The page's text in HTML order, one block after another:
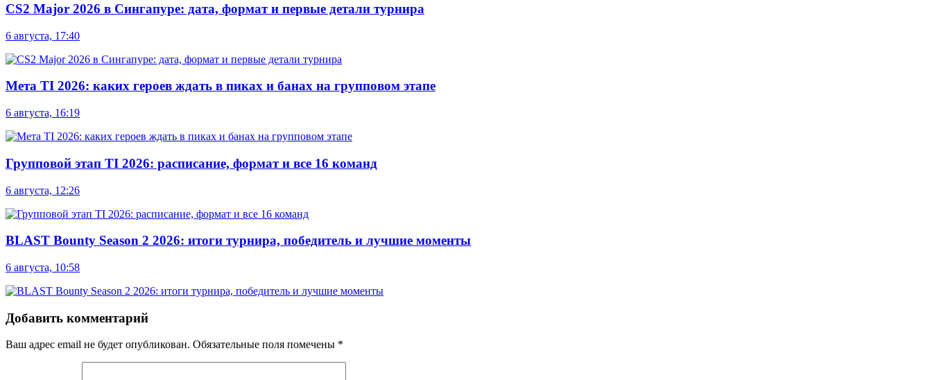
CS2 Major 2026 в Сингапуре: дата, формат и первые детали турнира
6 августа, 17:40
Мета TI 2026: каких героев ждать в пиках и банах на групповом этапе
6 августа, 16:19
Групповой этап TI 2026: расписание, формат и все 16 команд
6 августа, 12:26
BLAST Bounty Season 2 2026: итоги турнира, победитель и лучшие моменты
6 августа, 10:58
Добавить комментарий
Ваш адрес email не будет опубликован. Обязательные поля помечены *